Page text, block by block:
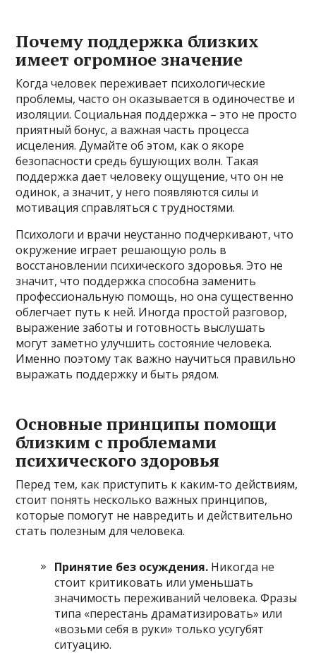
Почему поддержка близких
имеет огромное значение
Когда человек переживает психологические
проблемы, часто он оказывается в одиночестве и
изоляции. Социальная поддержка – это не просто
приятный бонус, а важная часть процесса
исцеления. Думайте об этом, как о якоре
безопасности средь бушующих волн. Такая
поддержка дает человеку ощущение, что он не
одинок, а значит, у него появляются силы и
мотивация справляться с трудностями.
Психологи и врачи неустанно подчеркивают, что
окружение играет решающую роль в
восстановлении психического здоровья. Это не
значит, что поддержка способна заменить
профессиональную помощь, но она существенно
облегчает путь к ней. Иногда простой разговор,
выражение заботы и готовность выслушать
могут заметно улучшить состояние человека.
Именно поэтому так важно научиться правильно
выражать поддержку и быть рядом.
Основные принципы помощи
близким с проблемами
психического здоровья
Перед тем, как приступить к каким-то действиям,
стоит понять несколько важных принципов,
которые помогут не навредить и действительно
стать полезным для человека.
Принятие без осуждения. Никогда не
стоит критиковать или уменьшать
значимость переживаний человека. Фразы
типа «перестань драматизировать» или
«возьми себя в руки» только усугубят
ситуацию.